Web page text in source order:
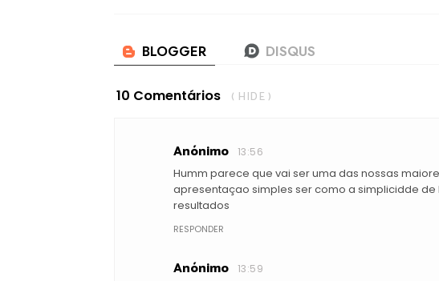
10 Comentários ( HIDE )
Anónimo 13:56
Humm parece que vai ser uma das nossas
apresentaçao simples ser como a simplicidde de
resultados
RESPONDER
Anónimo 13:59